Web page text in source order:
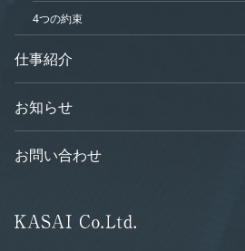
4つの約束
仕事紹介
お知らせ
お問い合わせ